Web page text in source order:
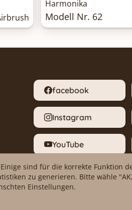
Modell Nr. 62
facebook
Instagram
YouTube
Problem melden
sind für die korrekte Funktion
zu generieren. Bitte wähle
Einstellungen.